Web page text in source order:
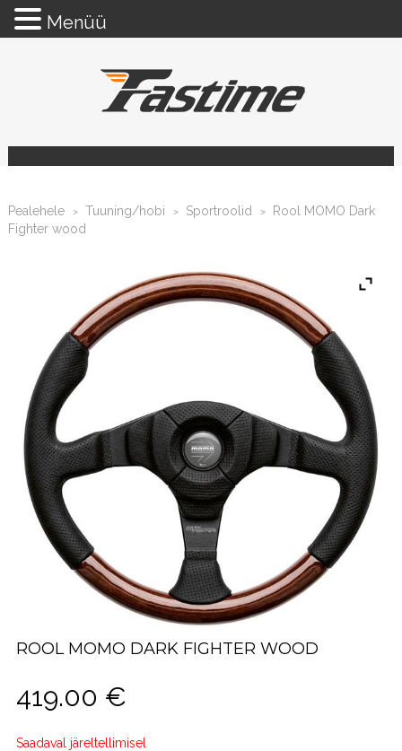
Pealehele > Tuuning/hobi > Sportroolid >
Rool MOMO Dark
Fighter wood
ROOL MOMO DARK FIGHTER WOOD
419.00 €
Saadaval järeltellimisel
Menüü